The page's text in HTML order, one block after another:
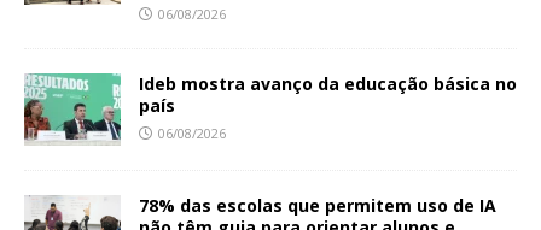
06/08/2026
Ideb mostra avanço da educação básica no
país
06/08/2026
78% das escolas que permitem uso de IA